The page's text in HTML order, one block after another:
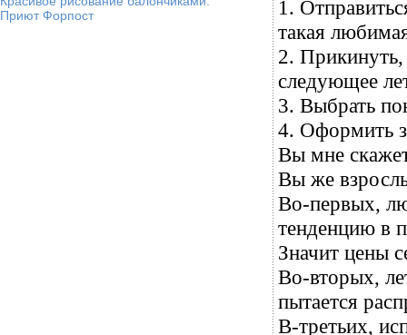
Приют Форпост
1.
такая
2. Прикинуть,
следующее
3. Выбрать
4. Оформить
Вы мне
Вы же
Во-первых,
тенденцию в
Значит цены
Во-вторых,
пытается
В-третьих,